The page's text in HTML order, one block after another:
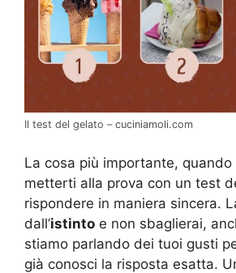
Il test del gelato – cuciniamoli.com
La cosa più importante,
metterti alla prova con un test
rispondere in maniera sincera.
dall’istinto e non sbaglierai,
stiamo parlando dei tuoi gusti
già conosci la risposta esatta.